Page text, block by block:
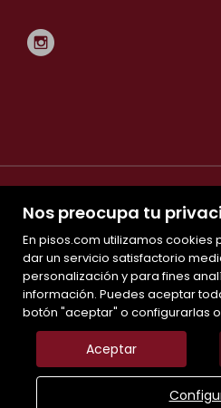
Nos preocupa tu
En pisos.com utilizamos
dar un servicio satisfactorio
personalización y para fines
información. Puedes aceptar
botón "aceptar" o configurarlas
Aceptar
Mapa Web
Aviso legal
Favoritos
Inmuebles destacados
Noticias
Política de cookies